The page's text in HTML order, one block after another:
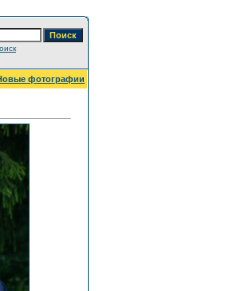
фотографии